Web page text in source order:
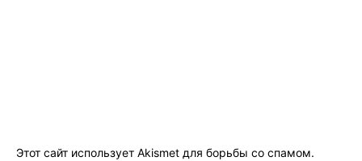
Этот сайт использует Akismet для борьбы со спамом.